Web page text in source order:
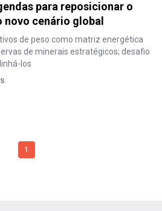
para reposicionar o
novo cenário global
de peso como matriz energética
de minerais estratégicos; desafio
los
1